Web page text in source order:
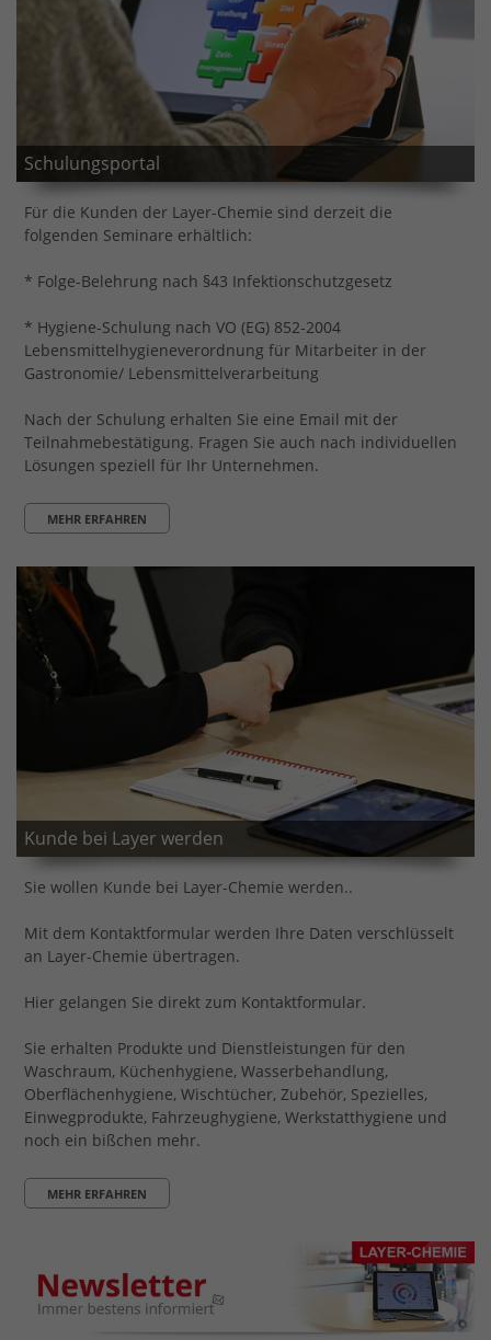
Schulungsportal
Für die Kunden der Layer-Chemie sind derzeit die
folgenden Seminare erhältlich:
* Folge-Belehrung nach §43 Infektionschutzgesetz
* Hygiene-Schulung nach VO (EG) 852-2004
Lebensmittelhygieneverordnung für Mitarbeiter in der
Gastronomie/ Lebensmittelverarbeitung
Nach der Schulung erhalten Sie eine Email mit der
Teilnahmebestätigung. Fragen Sie auch nach individuellen
Lösungen speziell für Ihr Unternehmen.
MEHR ERFAHREN
Kunde bei Layer werden
Sie wollen Kunde bei Layer-Chemie werden..
Mit dem Kontaktformular werden Ihre Daten verschlüsselt
an Layer-Chemie übertragen.
Hier gelangen Sie direkt zum Kontaktformular.
Sie erhalten Produkte und Dienstleistungen für den
Waschraum, Küchenhygiene, Wasserbehandlung,
Oberflächenhygiene, Wischtücher, Zubehör, Spezielles,
Einwegprodukte, Fahrzeughygiene, Werkstatthygiene und
noch ein bißchen mehr.
MEHR ERFAHREN